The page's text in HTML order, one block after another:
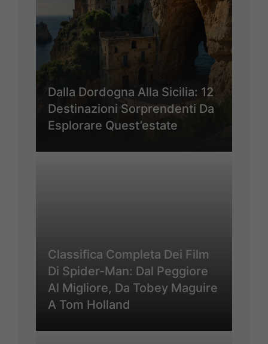
Dalla Dordogna Alla Sicilia: 12
Destinazioni Sorprendenti Da
Esplorare Quest’estate
Classifica Completa Dei Film
Di Spider-Man: Dal Peggiore
Al Migliore, Da Tobey Maguire
A Tom Holland